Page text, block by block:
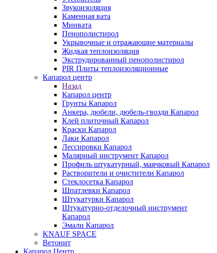
Звукоизоляция
Каменная вата
Минвата
Пенополистирол
Укрывочные и отражающие материалы
Жидкая теплоизоляция
Экструдированный пенополистирол
PIR Плиты теплоизоляционные
Капарол центр
Назад
Капарол центр
Грунты Капарол
Анкера, дюбели, дюбель-гвозди Капарол
Клей плиточный Капарол
Краски Капарол
Лаки Капарол
Лессировки Капарол
Малярный инструмент Капарол
Профиль штукатурный, маячковый Капарол
Растворители и очистители Капарол
Cтеклосетка Капарол
Шпатлевки Капарол
Штукатурки Капарол
Штукатурно-отделочный инструмент
Капарол
Эмали Капарол
KNAUF SPACE
Ветонит
Капарол Центр